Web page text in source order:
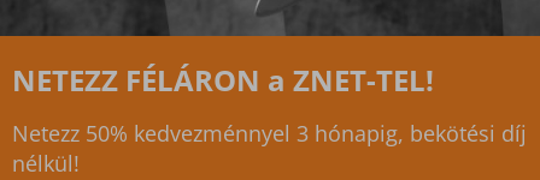
Ingyenes WIFI 6 router
Válts gigabites csomagra, és élvezd az
újgenerációs WIFI élményt!